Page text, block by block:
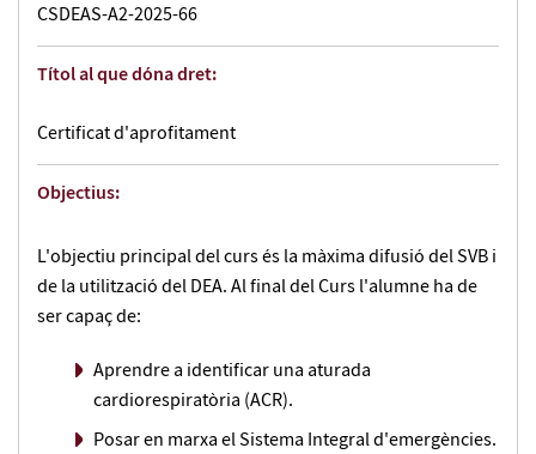
CSDEAS-A2-2025-66
Títol al que dóna dret:
Certificat d'aprofitament
Objectius:
L'objectiu principal del curs és la màxima difusió del SVB i
de la utilització del DEA. Al final del Curs l'alumne ha de
ser capaç de:
Aprendre a identificar una aturada
cardiorespiratòria (ACR).
Posar en marxa el Sistema Integral d'emergències.